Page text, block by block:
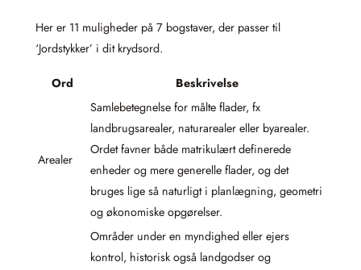
Her er 11 muligheder på 7 bogstaver, der passer til
‘Jordstykker’ i dit krydsord.
Ord Beskrivelse
Arealer
Samlebetegnelse for målte flader, fx
landbrugsarealer, naturarealer eller byarealer.
Ordet favner både matrikulært definerede
enheder og mere generelle flader, og det
bruges lige så naturligt i planlægning, geometri
og økonomiske opgørelser.
Områder under en myndighed eller ejers
kontrol, historisk også landgodser og